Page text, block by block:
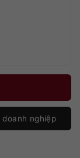
nghiệp